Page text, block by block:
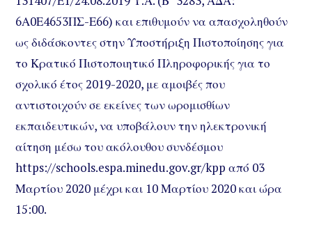
6Α0Ε4653ΠΣ-Ε66) και επιθυμούν να απασχοληθούν
ως διδάσκοντες στην Υποστήριξη Πιστοποίησης για
το Κρατικό Πιστοποιητικό Πληροφορικής για το
σχολικό έτος 2019-2020, με αμοιβές που
αντιστοιχούν σε εκείνες των ωρομισθίων
εκπαιδευτικών, να υποβάλουν την ηλεκτρονική
αίτηση μέσω του ακόλουθου συνδέσμου
https://schools.espa.minedu.gov.gr/kpp από 03
Μαρτίου 2020 μέχρι και 10 Μαρτίου 2020 και ώρα
15:00.